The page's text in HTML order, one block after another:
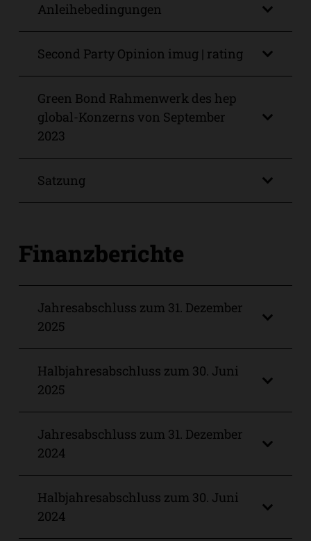
Anleihebedingungen
Second Party Opinion imug | rating
Green Bond Rahmenwerk des hep
global-Konzerns von September
2023
Satzung
Finanzberichte
Jahresabschluss zum 31. Dezember
2025
Halbjahresabschluss zum 30. Juni
2025
Jahresabschluss zum 31. Dezember
2024
Halbjahresabschluss zum 30. Juni
2024